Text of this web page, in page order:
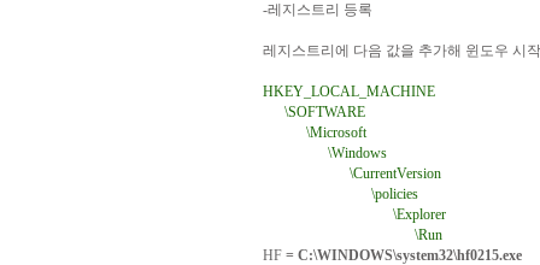
-레지스트리 등록
레지스트리에 다음 값을 추가해 윈도우 시작
HKEY_LOCAL_MACHINE
\SOFTWARE
\Microsoft
\Windows
\CurrentVersion
\policies
\Explorer
\Run
HF = C:\WINDOWS\system32\hf0215.exe